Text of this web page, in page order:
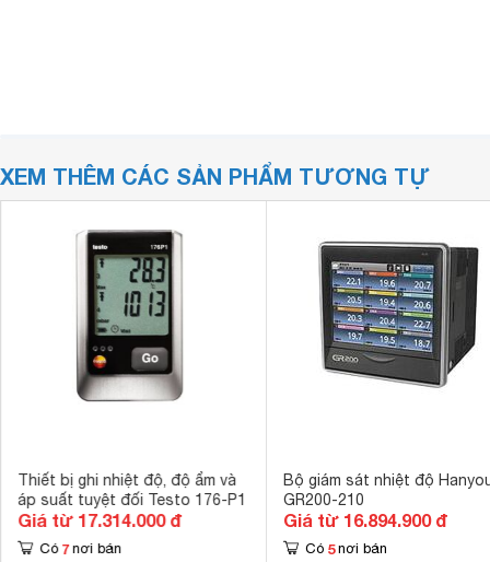
XEM THÊM CÁC SẢN PHẨM TƯƠNG TỰ
Thiết bị ghi nhiệt độ, độ ẩm và
áp suất tuyệt đối Testo 176-P1
Giá từ 17.314.000 đ
Có 7 nơi bán
Bộ giám sát nhiệt độ
GR200-210
Giá từ 16.894.900 đ
Có 5 nơi bán